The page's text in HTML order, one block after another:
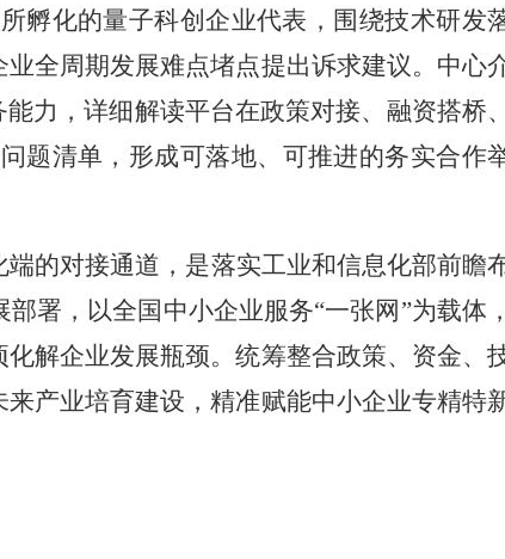
孵化的量子科创企业代表，围绕技术研发
全周期发展难点堵点提出诉求建议。中心
力，详细解读平台在政策对接、融资搭桥
题清单，形成可落地、可推进的务实合作
的对接通道，是落实工业和信息化部前瞻
署，以全国中小企业服务“一张网”为载体
解企业发展瓶颈。统筹整合政策、资金、
产业培育建设，精准赋能中小企业专精特